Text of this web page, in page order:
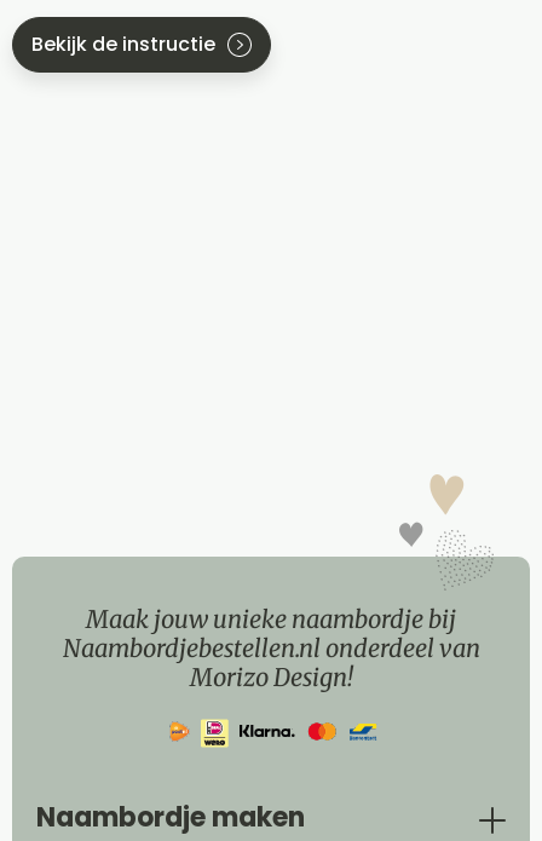
Bekijk de instructie
Maak jouw unieke naambordje bij
Naambordjebestellen.nl onderdeel van
Morizo Design!
Naambordje maken